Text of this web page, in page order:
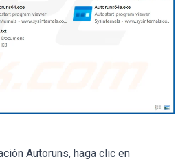
Autoruns, haga clic en